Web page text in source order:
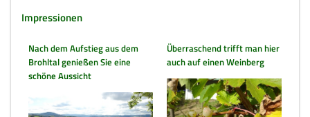
Impressionen
Nach dem Aufstieg aus dem
Brohltal genießen Sie eine
schöne Aussicht
Überraschend trifft man hier
auch auf einen Weinberg